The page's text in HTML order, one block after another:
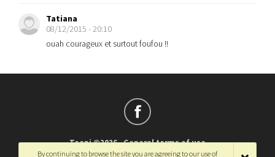
Tatiana
08/12/2015 - 20:10
ouah courageux et surtout foufou !!
Teepi ©2026-General terms of use
By continuing to browse the site you are agreeing to our use of